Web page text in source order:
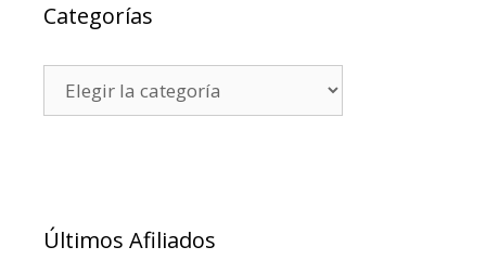
Categorías
Últimos Afiliados